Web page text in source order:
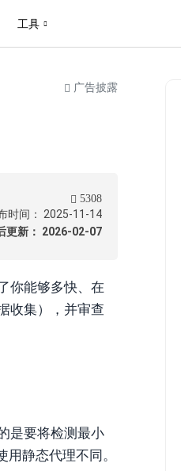
工具
广告披露
时间： 2025-11-14
更新： 2026-02-07
5308
你能够多快、在
收集），并审查
是要将检测最小
静态代理不同。